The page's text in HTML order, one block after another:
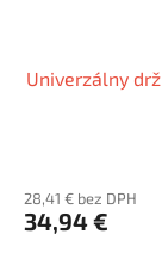
Univerzálny
28,41 € bez DPH
34,94 €